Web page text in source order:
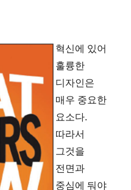
혁신에 있어
훌륭한
디자인은
매우 중요한
요소다.
따라서
그것을
전면과
중심에 둬야